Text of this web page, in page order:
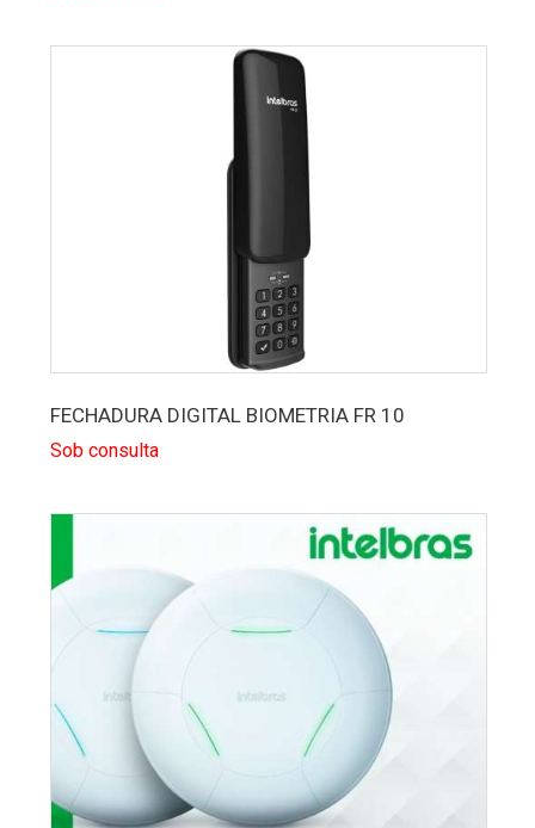
FECHADURA DIGITAL BIOMETRIA FR 10
Sob consulta